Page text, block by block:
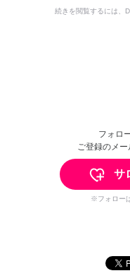
続きを閲覧するには、
フォロ
ご登録のメー
サ
※フォロー